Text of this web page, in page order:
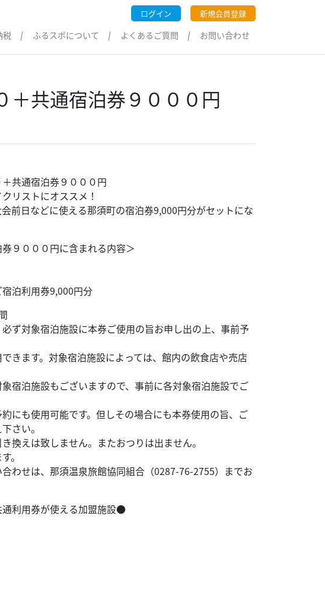
ログイン 新規会員登録
税 ふるスポについて よくあるご質問 お問い合わせ
＋共通宿泊券９０００円
共通宿泊券９０００円
リストにオススメ！
前日などに使える那須町の宿泊券9,000円分がセットにな
９０００円に含まれる内容＞
泊利用券9,000円分
ず対象宿泊施設に本券ご使用の旨お申し出の上、事前予
きます。対象宿泊施設によっては、館内の飲食店や売店
象宿泊施設もございますので、事前に各対象宿泊施設でご
にも使用可能です。但しその場合にも本券使用の旨、ご
さい。
換えは致しません。またおつりは出ません。
。
わせは、那須温泉旅館協同組合（0287-76-2755）までお
利用券が使える加盟施設●